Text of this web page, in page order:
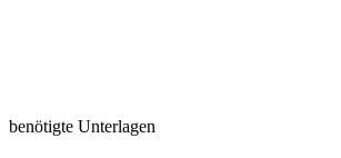
benötigte Unterlagen